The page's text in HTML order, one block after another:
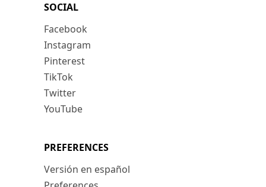
SOCIAL
Facebook
Instagram
Pinterest
TikTok
Twitter
YouTube
PREFERENCES
Versión en español